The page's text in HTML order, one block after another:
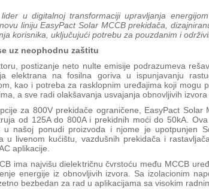
u digitalnoj transformaciji upravljanja
liniju EasyPact Solar MCCB prekidača,
korisnika, uključujući potrebu za pouzdanim i
uz neophodnu zaštitu
postizanje neto nulte emisije podrazumeva
elektrana na fosilna goriva u ispunjavanju
kao i potreba za rasklopnim uređajima koji mogu
a sve radi olakšavanja usvajanja obnovljivih
za 800V prekidače ograničene, EasyPact Solar
od 125A do 800A i prekidnih moći do 50kA.
u našoj ponudi proizvoda i njome je upotpunjen
u livenom kućištu, vazdušnih prekidača i
aplikacije.
ima najvišu dielektričnu čvrstoću među MCCB
energije iz obnovljivih izvora. Sa izolacionim
bezbedan za rad u aplikacijama sa visokim